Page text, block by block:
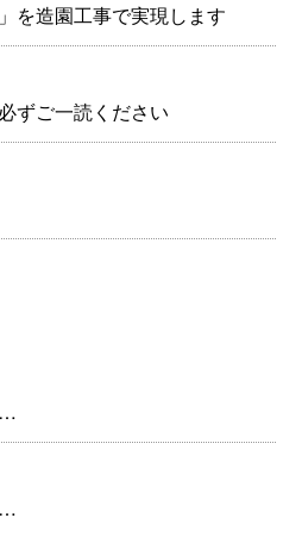
を造園工事で実現します
ずご一読ください